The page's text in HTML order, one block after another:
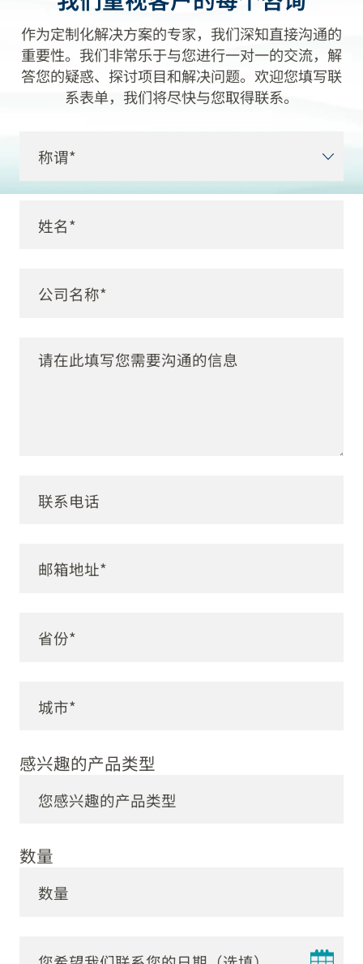
作为定制化解决方案的专家，我们深知直接沟通的
重要性。我们非常乐于与您进行一对一的交流，解
答您的疑惑、探讨项目和解决问题。欢迎您填写联
系表单，我们将尽快与您取得联系。
感兴趣的产品类型
数量